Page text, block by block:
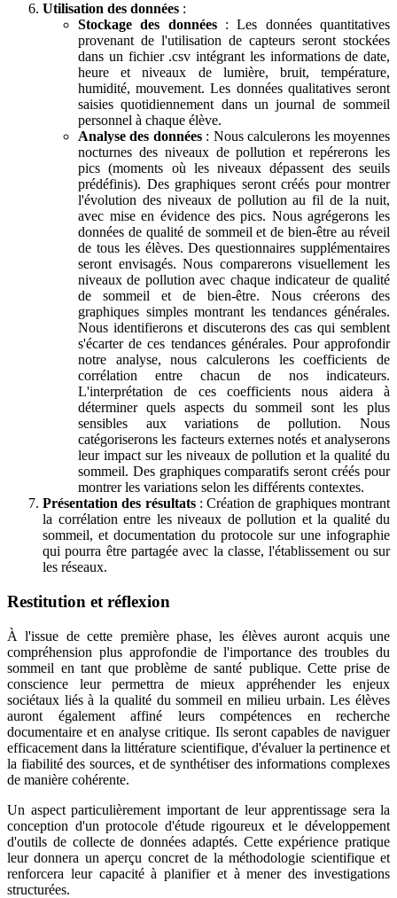
Utilisation des données :
Stockage des données: Les données quantitatives
provenant de l'utilisation de capteurs seront stockées
dans un fichier .csv intégrant les informations de date,
heure et niveaux de lumière, bruit, température,
humidité, mouvement. Les données qualitatives seront
saisies quotidiennement dans un journal de sommeil
personnel à chaque élève.
Analyse des données: Nous calculerons les moyennes
nocturnes des niveaux de pollution et repérerons les
pics (moments où les niveaux dépassent des seuils
prédéfinis). Des graphiques seront créés pour montrer
l'évolution des niveaux de pollution au fil de la nuit,
avec mise en évidence des pics. Nous agrégerons les
données de qualité de sommeil et de bien-être au réveil
de tous les élèves. Des questionnaires supplémentaires
seront envisagés. Nous comparerons visuellement les
niveaux de pollution avec chaque indicateur de qualité
de sommeil et de bien-être. Nous créerons des
graphiques simples montrant les tendances générales.
Nous identifierons et discuterons des cas qui semblent
s'écarter de ces tendances générales. Pour approfondir
notre analyse, nous calculerons les coefficients de
corrélation entre chacun de nos indicateurs.
L'interprétation de ces coefficients nous aidera à
déterminer quels aspects du sommeil sont les plus
sensibles aux variations de pollution. Nous
catégoriserons les facteurs externes notés et analyserons
leur impact sur les niveaux de pollution et la qualité du
sommeil. Des graphiques comparatifs seront créés pour
montrer les variations selon les différents contextes.
Présentation des résultats: Création de graphiques montrant
la corrélation entre les niveaux de pollution et la qualité du
sommeil, et documentation du protocole sur une infographie
qui pourra être partagée avec la classe, l'établissement ou sur
les réseaux.
Restitution et réflexion
À l'issue de cette première phase, les élèves auront acquis une
compréhension plus approfondie de l'importance des troubles du
sommeil en tant que problème de santé publique. Cette prise de
conscience leur permettra de mieux appréhender les enjeux
sociétaux liés à la qualité du sommeil en milieu urbain. Les élèves
auront également affiné leurs compétences en recherche
documentaire et en analyse critique. Ils seront capables de naviguer
efficacement dans la littérature scientifique, d'évaluer la pertinence et
la fiabilité des sources, et de synthétiser des informations complexes
de manière cohérente.
Un aspect particulièrement important de leur apprentissage sera la
conception d'un protocole d'étude rigoureux et le développement
d'outils de collecte de données adaptés. Cette expérience pratique
leur donnera un aperçu concret de la méthodologie scientifique et
renforcera leur capacité à planifier et à mener des investigations
structurées.